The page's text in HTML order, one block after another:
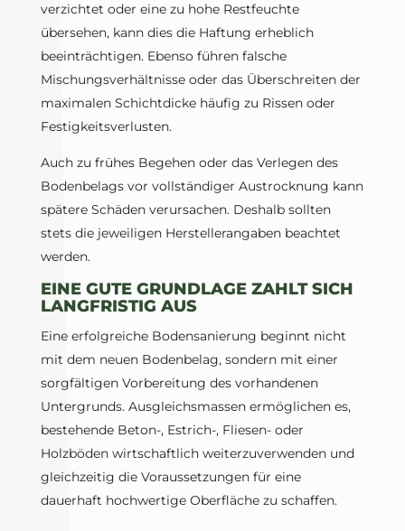
verzichtet oder eine zu hohe Restfeuchte
übersehen, kann dies die Haftung erheblich
beeinträchtigen. Ebenso führen falsche
Mischungsverhältnisse oder das Überschreiten der
maximalen Schichtdicke häufig zu Rissen oder
Festigkeitsverlusten.
Auch zu frühes Begehen oder das Verlegen des
Bodenbelags vor vollständiger Austrocknung kann
spätere Schäden verursachen. Deshalb sollten
stets die jeweiligen Herstellerangaben beachtet
werden.
EINE GUTE GRUNDLAGE ZAHLT SICH
LANGFRISTIG AUS
Eine erfolgreiche Bodensanierung beginnt nicht
mit dem neuen Bodenbelag, sondern mit einer
sorgfältigen Vorbereitung des vorhandenen
Untergrunds. Ausgleichsmassen ermöglichen es,
bestehende Beton-, Estrich-, Fliesen- oder
Holzböden wirtschaftlich weiterzuverwenden und
gleichzeitig die Voraussetzungen für eine
dauerhaft hochwertige Oberfläche zu schaffen.